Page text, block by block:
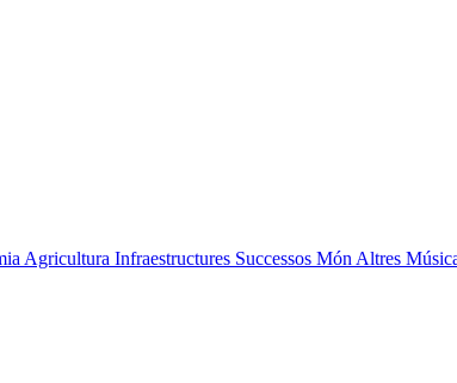
Agricultura Infraestructures Successos Món Altres